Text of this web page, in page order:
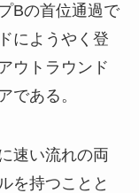
Bの首位通過で
にようやく登
ウトラウンド
である。
速い流れの両
を持つことと